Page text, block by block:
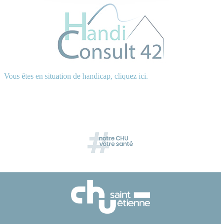
Vous êtes en situation de handicap, cliquez ici.